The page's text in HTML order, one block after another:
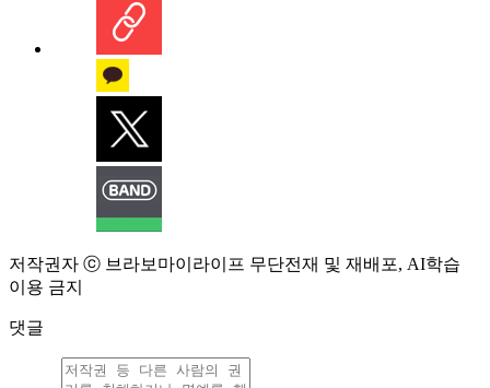
저작권자 ⓒ 브라보마이라이프 무단전재 및 재배포, AI학습
이용 금지
댓글